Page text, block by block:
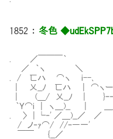
1852 ： 冬色
. ／￣￣￣｀
／ ｀ヽ ＼
. / 匸ハ ⌒ヽ i--､
| 乂__ﾉ 匸ハ | ⌒ヽー┬
| (＿/ 乂__ﾉ | }ｰ‐' |
｀Ｙ⌒i | ヽ＿)__ | ＿
. 〉 | └‐' ／＿)__／
/ ノ‐ｧ⌒/ //ｰ―一'
￣￣ {__／